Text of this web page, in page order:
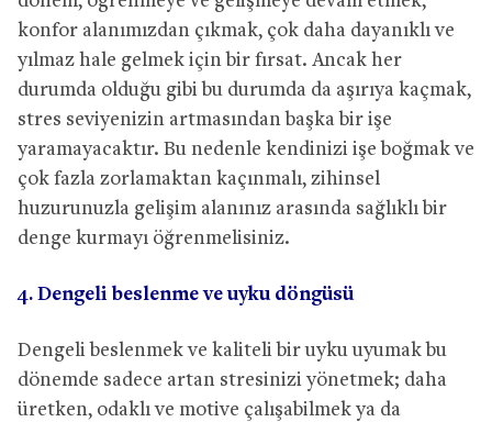
konfor alanımızdan çıkmak, çok daha dayanıklı ve
yılmaz hale gelmek için bir fırsat. Ancak her
durumda olduğu gibi bu durumda da aşırıya kaçmak,
stres seviyenizin artmasından başka bir işe
yaramayacaktır. Bu nedenle kendinizi işe boğmak ve
çok fazla zorlamaktan kaçınmalı, zihinsel
huzurunuzla gelişim alanınız arasında sağlıklı bir
denge kurmayı öğrenmelisiniz.
4. Dengeli beslenme ve uyku döngüsü
Dengeli beslenmek ve kaliteli bir uyku uyumak bu
dönemde sadece artan stresinizi yönetmek; daha
üretken, odaklı ve motive çalışabilmek ya da